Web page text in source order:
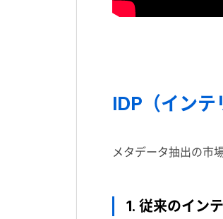
IDP （イン
メタデータ抽出の市
1. 従来のイン